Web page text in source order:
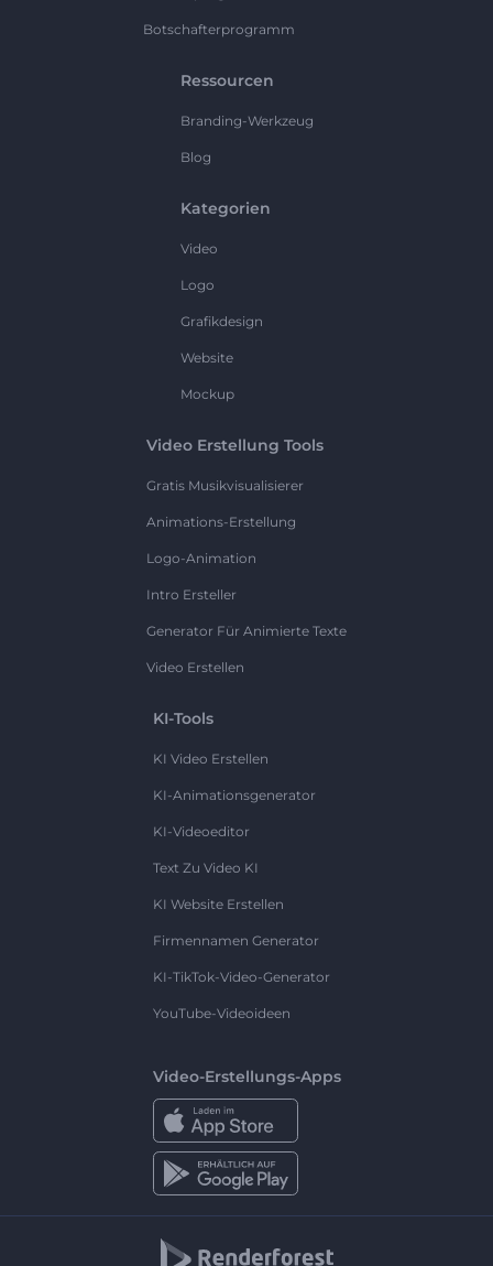
Botschafterprogramm
Ressourcen
Branding-Werkzeug
Blog
Kategorien
Video
Logo
Grafikdesign
Website
Mockup
Video Erstellung Tools
Gratis Musikvisualisierer
Animations-Erstellung
Logo-Animation
Intro Ersteller
Generator Für Animierte Texte
Video Erstellen
KI-Tools
KI Video Erstellen
KI-Animationsgenerator
KI-Videoeditor
Text Zu Video KI
KI Website Erstellen
Firmennamen Generator
KI-TikTok-Video-Generator
YouTube-Videoideen
Video-Erstellungs-Apps